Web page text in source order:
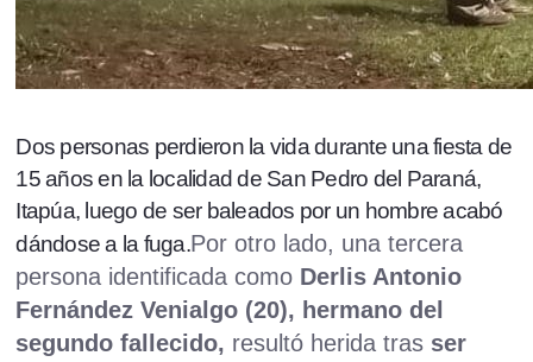
Dos personas perdieron la vida durante una fiesta de
15 años en la localidad de San Pedro del Paraná,
Itapúa, luego de ser baleados por un hombre acabó
dándose a la fuga.Por otro lado, una tercera
persona identificada como Derlis Antonio
Fernández Venialgo (20), hermano del
segundo fallecido, resultó herida tras ser